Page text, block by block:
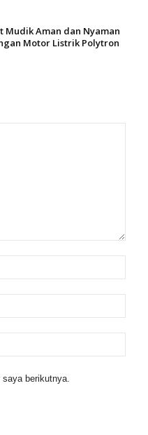
Mudik Aman dan Nyaman
Motor Listrik Polytron
berikutnya.